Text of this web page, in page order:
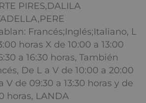
PIRES,DALILA
Francés;Inglés;Italiano, L
horas X de 10:00 a 13:00
a 16:30 horas, También
De L a V de 10:00 a 20:00
V de 09:30 a 13:30 horas y de
horas, LANDA